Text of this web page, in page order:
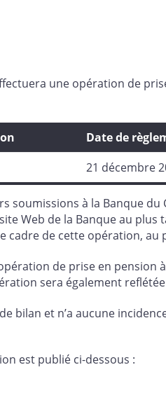
une opération de
Date de
21 décembre
à la Banque du
Web de la Banque au
de cette opération, au
de prise en pension
sera également
bilan et n’a aucune
est publié ci-dessous :